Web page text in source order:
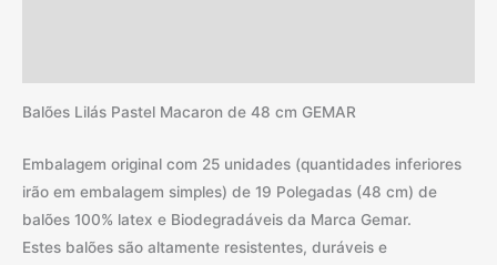
Balões Lilás Pastel Macaron de 48 cm GEMAR
Embalagem original com 25 unidades (quantidades inferiores
irão em embalagem simples) de 19 Polegadas (48 cm) de
balões 100% latex e Biodegradáveis da Marca Gemar.
Estes balões são altamente resistentes, duráveis e